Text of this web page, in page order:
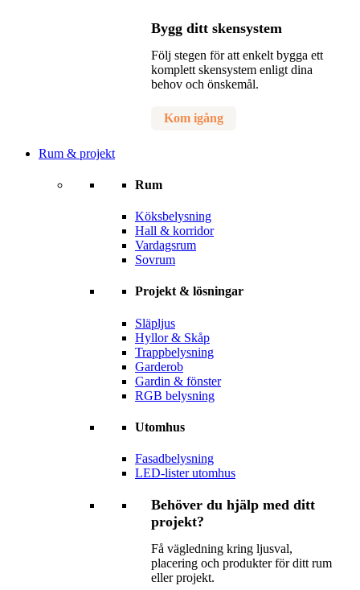
Bygg ditt skensystem
Följ stegen för att enkelt bygga ett
komplett skensystem enligt dina
behov och önskemål.
Kom igång
Rum & projekt
Rum
Köksbelysning
Hall & korridor
Vardagsrum
Sovrum
Projekt & lösningar
Släpljus
Hyllor & Skåp
Trappbelysning
Garderob
Gardin & fönster
RGB belysning
Utomhus
Fasadbelysning
LED-lister utomhus
Behöver du hjälp med ditt
projekt?
Få vägledning kring ljusval,
placering och produkter för ditt rum
eller projekt.